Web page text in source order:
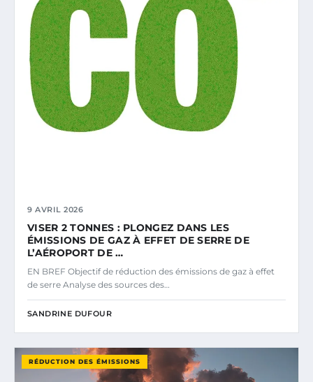
9 AVRIL 2026
VISER 2 TONNES : PLONGEZ DANS LES
ÉMISSIONS DE GAZ À EFFET DE SERRE DE
L’AÉROPORT DE …
EN BREF Objectif de réduction des émissions de gaz à effet
de serre Analyse des sources des…
SANDRINE DUFOUR
RÉDUCTION DES ÉMISSIONS